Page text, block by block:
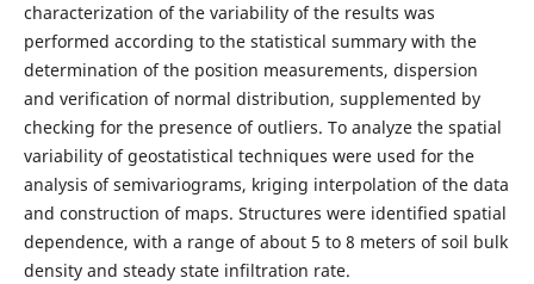
characterization of the variability of the results was
performed according to the statistical summary with the
determination of the position measurements, dispersion
and verification of normal distribution, supplemented by
checking for the presence of outliers. To analyze the spatial
variability of geostatistical techniques were used for the
analysis of semivariograms, kriging interpolation of the data
and construction of maps. Structures were identified spatial
dependence, with a range of about 5 to 8 meters of soil bulk
density and steady state infiltration rate.